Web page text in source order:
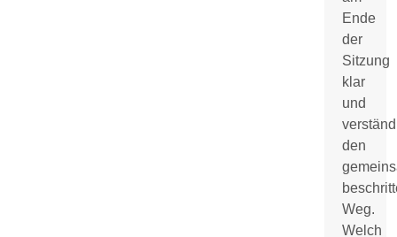
Ende
der
Sitzung
klar
und
den
Weg.
Welch